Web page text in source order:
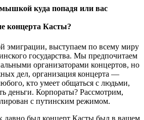
куда попадя или вас
концерта Касты?
эмиграции, выступаем по всему миру
государства. Мы предпочитаем
организаторами концертов, но
дел, организация концерта —
кто умеет общаться с людьми,
деньги. Корпораты? Рассмотрим,
с путинским режимом.
давно был концерт Касты был в вашем